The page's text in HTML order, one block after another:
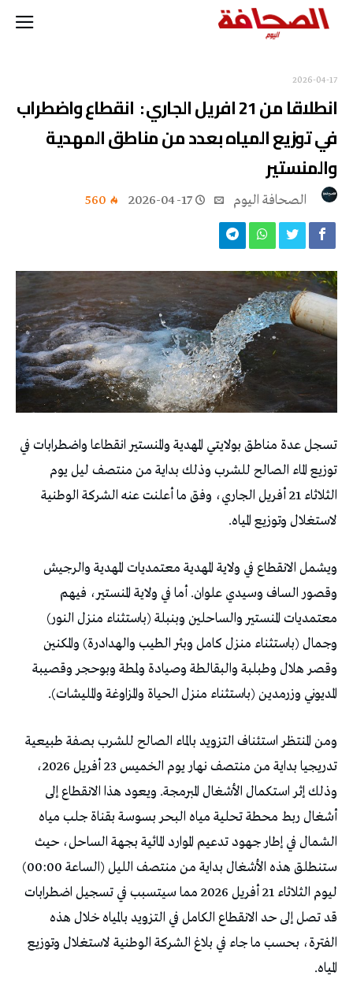
2026-04-17
انطلاقا من 21 افريل الجاري : انقطاع واضطراب
في توزيع المياه بعدد من مناطق المهدية
والمنستير
2026-04-17
560
تسجل عدة مناطق بولايتي المهدية والمنستير انقطاعا واضطرابات في
توزيع الماء الصالح للشرب وذلك بداية من منتصف ليل يوم
الثلاثاء 21 أفريل الجاري، وفق ما أعلنت عنه الشركة الوطنية
لاستغلال وتوزيع المياه.
ويشمل الانقطاع في ولاية المهدية معتمديات المهدية والرجيش
وقصور الساف وسيدي علوان. أما في ولاية المنستير، فيهم
معتمديات المنستير والساحلين وبنبلة (باستثناء منزل النور)
وجمال (باستثناء منزل كامل وبئر الطيب والهدادرة) والمكنين
وقصر هلال وطبلبة والبقالطة وصيادة ولمطة وبوحجر وقصيبة
المديوني وزرمدين (باستثناء منزل الحياة والمزاوغة والمليشات).
ومن المنتظر استئناف التزويد بالماء الصالح للشرب بصفة طبيعية
تدريجيا بداية من منتصف نهار يوم الخميس 23 أفريل 2026،
وذلك إثر استكمال الأشغال المبرمجة. ويعود هذا الانقطاع إلى
أشغال ربط محطة تحلية مياه البحر بسوسة بقناة جلب مياه
الشمال في إطار جهود تدعيم الموارد المائية بجهة الساحل، حيث
ستنطلق هذه الأشغال بداية من منتصف الليل (الساعة 00:00)
ليوم الثلاثاء 21 أفريل 2026 مما سيتسبب في تسجيل اضطرابات
قد تصل إلى حد الانقطاع الكامل في التزويد بالمياه خلال هذه
الفترة، بحسب ما جاء في بلاغ الشركة الوطنية لاستغلال وتوزيع
المياه.